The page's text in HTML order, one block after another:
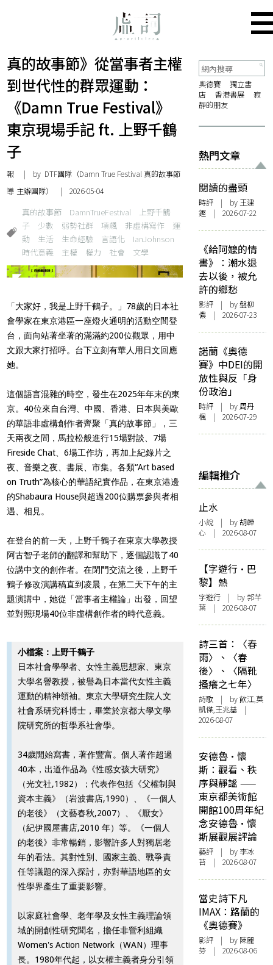
真的故事節》從當事者主權
到世代性的群眾運動：
《Damn True Festival》
東京現場手記 ft. 上野千鶴
子
報
導
| by DTF團隊（Damn True Festival 真的故事節
主辦團隊） | 2026-05-04
真的故事節 DamnTrueFestival
上野千鶴
子
少數 弱勢社群 項飆 非虛構寫作
運
動
生活 生命經驗 言語化
IanJohnson
時代意義
主權 權力 社會 文學
「大家好，我是上野千鶴子。」78歲的日本社
會學家在東京港區一座燈火通明的活動空間登
台，面向站著坐著的滿滿約200位觀眾，用中
文跟大家打招呼。台下立刻有華人用日文回應
她。
這個語言混雜的時空，發生在2025年年末的東
京。40位來自台灣、中國、香港、日本與美歐
的華語非虛構創作者齊聚「真的故事節」，三
天兩夜之間，馬拉松般進行15場對談、7場
Fireside Chat、6場工作坊，再加上紀錄片之
夜、音樂之夜、書展、市集。各類“Art based
on Truth”為核心的華語紀實作品，在東京港邊
的Shabaura House與超過200位購票參與者相
遇、相見。
在登台的前一天，上野千鶴子在東京大學教授
阿古智子老師的翻譯和幫助下，逐個認識了40
位講中文的創作者。在閉門交流之後，上野千
鶴子修改演講稿直到凌晨，在第二天下午的主
題演講中，她從「當事者主權論」出發，回望
並對照現場40位非虛構創作者的時代意義。
小檔案：上野千鶴子
日本社會學學者、女性主義思想家、東京
大學名譽教授，被譽為日本當代女性主義
運動的精神領袖。東京大學研究生院人文
社會系研究科博士，畢業於京都大學文學
院研究所的哲學系社會學。
34歲開始寫書，著作豐富。個人著作超過
40本，出道作品為《性感女孩大研究》
（光文社,1982）；代表作包括《父權制與
資本主義》（岩波書店,1990）、《一個人
的老後》（文藝春秋,2007）、《厭女》
（紀伊國屋書店,2010 年）等。《一個人
的老後》非常暢銷，影響許多人對獨居老
年的看法。其對性別、國家主義、戰爭責
任等議題的深入探討，亦對華語地區的女
性學界產生了重要影響。
以家庭社會學、老年學及女性主義理論領
域的開創性研究聞名，擔任非營利組織
Women's Action Network（WAN）理事
長。1980年代起，以女權主義者身分引領
奧德賽
獨立書
店
香港書展
寂
靜的朋友
熱門文章
閱讀的盡頭
時評 | by 王建
鏗 | 2026-07-22
《給阿嬤的情
書》：潮水退
去以後，被允
許的鄉愁
影評 | by 盤柳
儂 | 2026-07-23
諾蘭《奧德
賽》中DEI的開
放性與反「身
份政治」
時評 | by周丹
楓 | 2026-07-29
編輯推介
止水
小說 | by 胡韡
心 | 2026-08-07
【字遊行·巴
黎】熱
字遊行 | by 郭芊
葉 | 2026-08-07
詩三首：〈春
雨〉、〈春
後〉、〈隔靴
搔癢之七年〉
詩歌 | by 飲江,莫
凱傑,王兆基 |
2026-08-07
安德魯·懷
斯：觀看、秩
序與靜謐 ——
東京都美術館
開館100周年紀
念安德魯·懷
斯展觀展評論
藝評 | by 李冰
苔 | 2026-08-07
當史詩下凡
IMAX：路蘭的
《奧德賽》
影評 | by 陳麗
芬 | 2026-08-06